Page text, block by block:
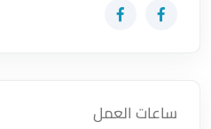
زيارة حساب المتجر على Facebook-f
زيارة حساب المتجر على Facebook-f
ساعات العمل